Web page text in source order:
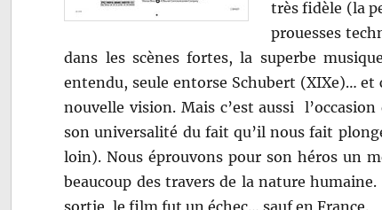
très fidèle (la
prouesses
dans les scènes fortes, la superbe
entendu, seule entorse Schubert (XIXe)… et
nouvelle vision. Mais c’est aussi l’occasion
son universalité du fait qu’il nous fait
loin). Nous éprouvons pour son héros un
beaucoup des travers de la nature
sortie, le film fut un échec… sauf en France.